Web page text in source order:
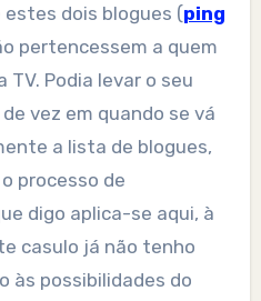
dois blogues (ping
pertencessem a quem
Podia levar o seu
vez em quando se vá
a lista de blogues,
processo de
digo aplica-se aqui, à
casulo já não tenho
às possibilidades do